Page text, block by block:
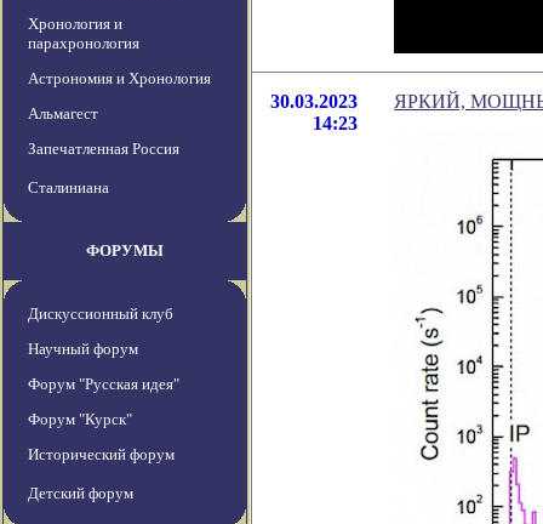
Хронология и
парахронология
Астрономия и Хронология
Альмагест
Запечатленная Россия
Сталиниана
ФОРУМЫ
Дискуссионный клуб
Научный форум
Форум "Русская идея"
Форум "Курск"
Исторический форум
Детский форум
30.03.2023
14:23
ЯРКИЙ,